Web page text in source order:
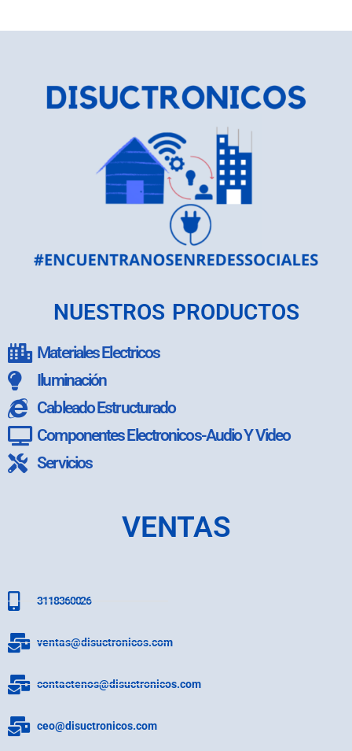
NUESTROS PRODUCTOS
Materiales Electricos
Iluminación
Cableado Estructurado
Componentes Electronicos-Audio Y Video
Servicios
VENTAS
3118360026
ventas@disuctronicos.com
contactenos@disuctronicos.com
ceo@disuctronicos.com